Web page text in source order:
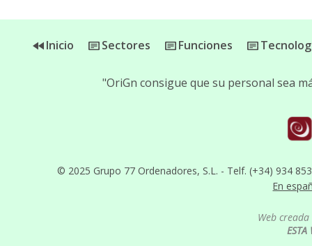
Inicio Sectores Funciones
© 2025 Grupo 77 Ordenadores, S.L. - Telf. (+34) 934
En
"OriGn consigue que su personal sea
Web
ESTA